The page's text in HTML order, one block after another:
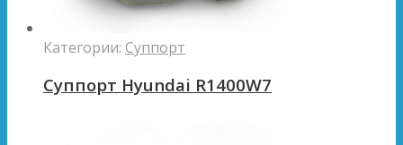
Категории: Суппорт
Суппорт Hyundai R1400W7